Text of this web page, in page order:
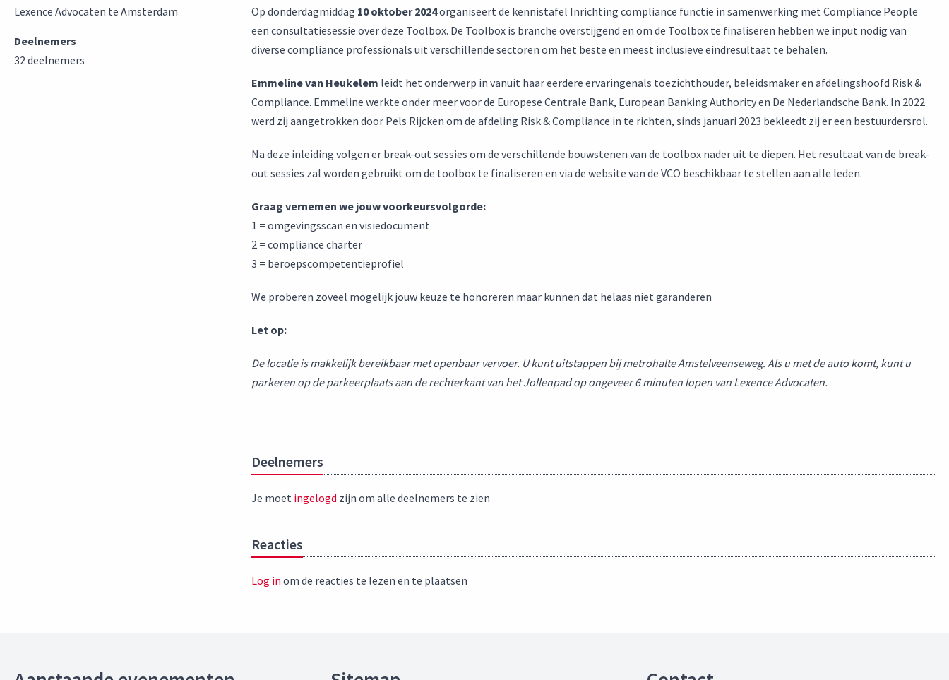
Lexence Advocaten te Amsterdam
Deelnemers
32 deelnemers
Op donderdagmiddag 10 oktober 2024organiseert de kennistafel Inrichting compliance functie in samenwerking met Compliance People
een consultatiesessie over deze Toolbox. De Toolbox is branche overstijgend en om de Toolbox te finaliseren hebben we input nodig van
diverse compliance professionals uit verschillende sectoren om het beste en meest inclusieve eindresultaat te behalen.
Emmeline van Heukelem leidt het onderwerp in vanuit haar eerdere ervaringenals toezichthouder, beleidsmaker en afdelingshoofd Risk &
Compliance. Emmeline werkte onder meer voor de Europese Centrale Bank, European Banking Authority en De Nederlandsche Bank. In 2022
werd zij aangetrokken door Pels Rijcken om de afdeling Risk & Compliance in te richten, sinds januari 2023 bekleedt zij er een bestuurdersrol.
Na deze inleiding volgen er break-out sessies om de verschillende bouwstenen van de toolbox nader uit te diepen. Het resultaat van de break-
out sessies zal worden gebruikt om de toolbox te finaliseren en via de website van de VCO beschikbaar te stellen aan alle leden.
Graag vernemen we jouw voorkeursvolgorde:
1 = omgevingsscan en visiedocument
2 = compliance charter
3 = beroepscompetentieprofiel
We proberen zoveel mogelijk jouw keuze te honoreren maar kunnen dat helaas niet garanderen
Let op:
De locatie is makkelijk bereikbaar met openbaar vervoer. U kunt uitstappen bij metrohalte Amstelveenseweg. Als u met de auto komt, kunt u
parkeren op de parkeerplaats aan de rechterkant van het Jollenpad op ongeveer 6 minuten lopen van Lexence Advocaten.
Deelnemers
Je moet ingelogd zijn om alle deelnemers te zien
Reacties
Log in om de reacties te lezen en te plaatsen